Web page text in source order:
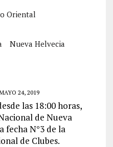
Oriental
Nueva Helvecia
24, 2019
las 18:00 horas,
de Nueva
fecha N°3 de la
de Clubes.